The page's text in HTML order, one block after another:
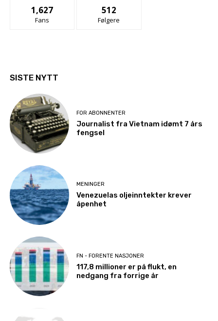
1,627
Fans
512
Følgere
SISTE NYTT
FOR ABONNENTER
Journalist fra Vietnam idømt 7 års
fengsel
MENINGER
Venezuelas oljeinntekter krever
åpenhet
FN - FORENTE NASJONER
117,8 millioner er på flukt, en
nedgang fra forrige år